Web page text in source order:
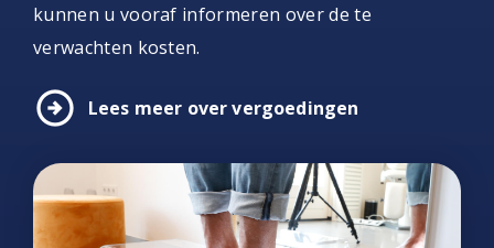
kunnen u vooraf informeren over de te
verwachten kosten.
arrow_circle_right Lees meer over vergoedingen